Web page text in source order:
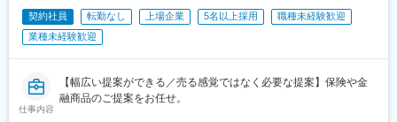
前駅、千歳船橋駅、立川北駅、青梅街道駅、布田駅、新高島駅、
江田駅(神奈川県)、新丸子駅、緑町駅、海老名駅(相模線)、西松本
駅、桜町駅(長野県)、電気ビル前駅、南富山駅、片原町駅(富山
駅、島ノ関駅、水口石橋駅、一乗寺駅、宇治駅(奈良線)、野田阪神
駅、和泉大宮駅、ＪＲ河内永和駅、みなと元町駅、さくら夙川
蔵小杉駅、新百合ケ丘駅、鷺沼駅、小田原駅、藤沢駅、秦野駅、
茅ケ崎駅、平塚駅、横須賀中央駅、相武台下駅、海老名駅(相鉄・
飯田駅(長野県)、上諏訪駅、駒ケ根駅、穂高駅、岡谷駅、地鉄ビル
前駅、朝菜町駅、末広町駅(富山県)、砺波駅、北鉄金沢駅、小松
契約社員 転勤なし 上場企業 5名以上採用
職種未経験歓迎
業種未経験歓迎
仕事内容
【幅広い提案ができる／売る感覚ではなく必要な提案】保険や金
融商品のご提案をお任せ。